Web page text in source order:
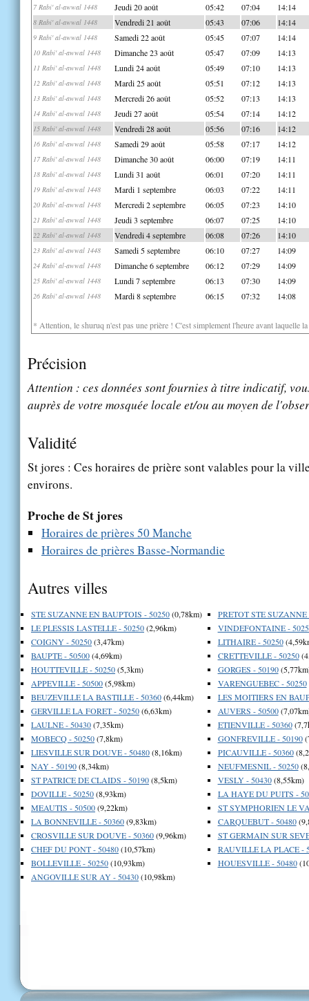
7 Rabi' al-awwal 1448 Jeudi 20 août 05:42 07:04 14:14
8 Rabi' al-awwal 1448 Vendredi 21 août 05:43 07:06 14:14
9 Rabi' al-awwal 1448 Samedi 22 août 05:45 07:07 14:14
10 Rabi' al-awwal 1448 Dimanche 23 août 05:47 07:09 14:13
11 Rabi' al-awwal 1448 Lundi 24 août 05:49 07:10 14:13
12 Rabi' al-awwal 1448 Mardi 25 août 05:51 07:12 14:13
13 Rabi' al-awwal 1448 Mercredi 26 août 05:52 07:13 14:13
14 Rabi' al-awwal 1448 Jeudi 27 août 05:54 07:14 14:12
15 Rabi' al-awwal 1448 Vendredi 28 août 05:56 07:16 14:12
16 Rabi' al-awwal 1448 Samedi 29 août 05:58 07:17 14:12
17 Rabi' al-awwal 1448 Dimanche 30 août 06:00 07:19 14:11
18 Rabi' al-awwal 1448 Lundi 31 août 06:01 07:20 14:11
19 Rabi' al-awwal 1448 Mardi 1 septembre 06:03 07:22 14:11
20 Rabi' al-awwal 1448 Mercredi 2 septembre 06:05 07:23 14:10
21 Rabi' al-awwal 1448 Jeudi 3 septembre 06:07 07:25 14:10
22 Rabi' al-awwal 1448 Vendredi 4 septembre 06:08 07:26 14:10
23 Rabi' al-awwal 1448 Samedi 5 septembre 06:10 07:27 14:09
24 Rabi' al-awwal 1448 Dimanche 6 septembre 06:12 07:29 14:09
25 Rabi' al-awwal 1448 Lundi 7 septembre 06:13 07:30 14:09
26 Rabi' al-awwal 1448 Mardi 8 septembre 06:15 07:32 14:08
* Attention, le shuruq n'est pas une prière ! C'est simplement l'heure avant laquelle
Précision
Attention : ces données sont fournies à titre indicatif,
auprès de votre mosquée locale et/ou au moyen de
Validité
St jores : Ces horaires de prière sont valables pour la
environs.
Proche de St jores
Horaires de prières 50 Manche
Horaires de prières Basse-Normandie
Autres villes
STE SUZANNE EN BAUPTOIS - 50250(0,78km)
LE PLESSIS LASTELLE - 50250(2,96km)
COIGNY - 50250(3,47km)
BAUPTE - 50500(4,69km)
HOUTTEVILLE - 50250(5,3km)
APPEVILLE - 50500(5,98km)
BEUZEVILLE LA BASTILLE - 50360(6,44km)
GERVILLE LA FORET - 50250(6,63km)
LAULNE - 50430(7,35km)
MOBECQ - 50250(7,8km)
LIESVILLE SUR DOUVE - 50480(8,16km)
NAY - 50190(8,34km)
ST PATRICE DE CLAIDS - 50190(8,5km)
DOVILLE - 50250(8,93km)
MEAUTIS - 50500(9,22km)
LA BONNEVILLE - 50360(9,83km)
CROSVILLE SUR DOUVE - 50360(9,96km)
CHEF DU PONT - 50480(10,57km)
BOLLEVILLE - 50250(10,93km)
ANGOVILLE SUR AY - 50430(10,98km)
PRETOT STE SUZANNE
VINDEFONTAINE -
LITHAIRE - 50250
CRETTEVILLE - 50250
GORGES - 50190
VARENGUEBEC - 50250
LES MOITIERS EN
AUVERS - 50500
ETIENVILLE - 50360
GONFREVILLE - 50190
PICAUVILLE - 50360
NEUFMESNIL - 50250
VESLY - 50430(8,55km)
LA HAYE DU PUITS -
ST SYMPHORIEN LE
CARQUEBUT - 50480
ST GERMAIN SUR
RAUVILLE LA PLACE -
HOUESVILLE - 50480